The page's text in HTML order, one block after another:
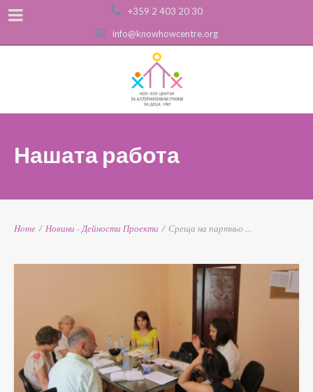
+359 2 403 20 30
info@knowhowcentre.org
Нашата работа
Home / Новини - Дейности Проекти / Среща на партньо ...